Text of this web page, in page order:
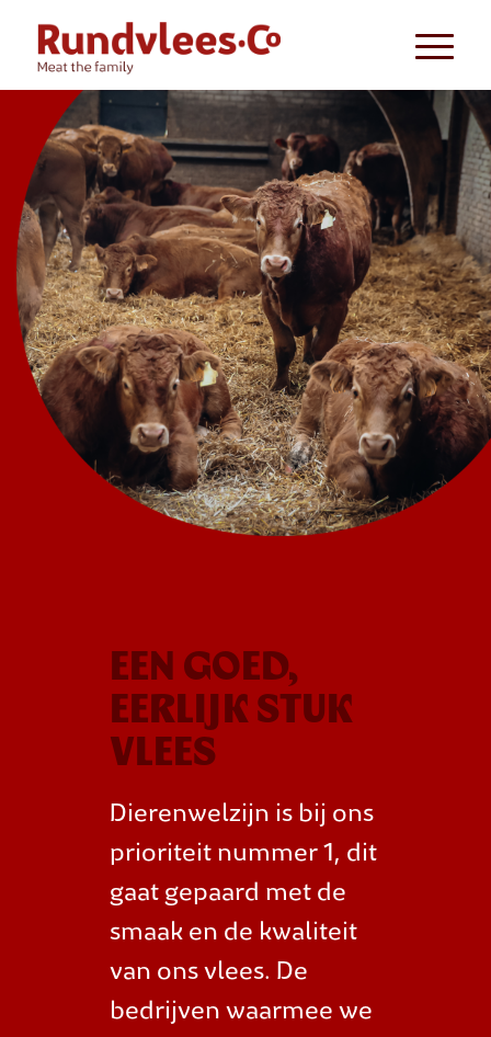
EEN GOED,
EERLIJK STUK
VLEES
Dierenwelzijn is bij ons
prioriteit nummer 1, dit
gaat gepaard met de
smaak en de kwaliteit
van ons vlees. De
bedrijven waarmee we